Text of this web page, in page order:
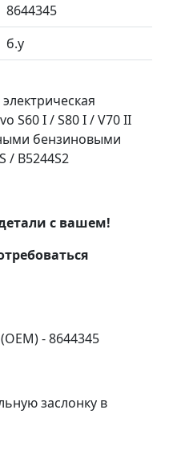
8644345
б.у
S60 I / S80 I / V70 II
бензиновыми
/ B5244S2
с вашем!
- 8644345
заслонку в